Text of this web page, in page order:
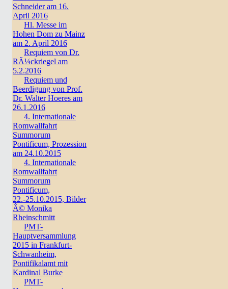
Schneider am 16.
April 2016
Hl. Messe im
Hohen Dom zu Mainz
am 2. April 2016
Requiem von Dr.
RÃ¼ckriegel am
5.2.2016
Requiem und
Beerdigung von Prof.
Dr. Walter Hoeres am
26.1.2016
4. Internationale
Romwallfahrt
Summorum
Pontificum, Prozession
am 24.10.2015
4. Internationale
Romwallfahrt
Summorum
Pontificum,
22.-25.10.2015, Bilder
Â© Monika
Rheinschmitt
PMT-
Hauptversammlung
2015 in Frankfurt-
Schwanheim,
Pontifikalamt mit
Kardinal Burke
PMT-